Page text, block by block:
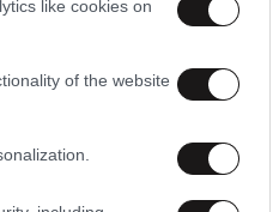
like cookies on
of the website